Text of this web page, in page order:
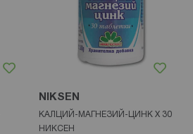
NIKSEN
КАЛЦИЙ-МАГНЕЗИЙ-ЦИНК Х 30
НИКСЕН